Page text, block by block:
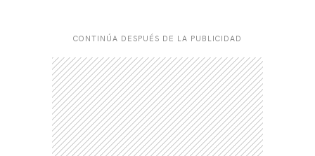
CONTINÚA DESPUÉS DE LA PUBLICIDAD